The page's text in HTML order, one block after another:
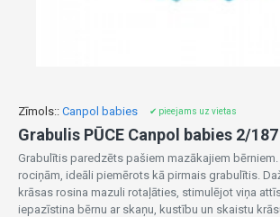
Zīmols:: Canpol babies ✔ pieejams uz vietas
Grabulis PŪCE Canpol babies 2/
Grabulītis paredzēts pašiem mazākajiem
rociņām, ideāli piemērots kā pirmais grabulītis.
krāsas rosina mazuli rotaļāties, stimulējot viņa
iepazīstina bērnu ar skaņu, kustību un skaistu